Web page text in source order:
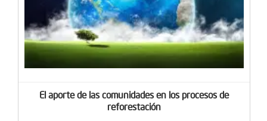
El aporte de las comunidades en los procesos de
reforestación